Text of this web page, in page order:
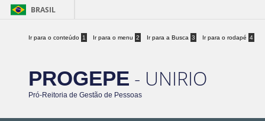
BRASIL
Ir para o conteúdo 1 Ir para o menu 2 Ir para a Busca 3 Ir para o rodapé 4
PROGEPE - UNIRIO
Pró-Reitoria de Gestão de Pessoas